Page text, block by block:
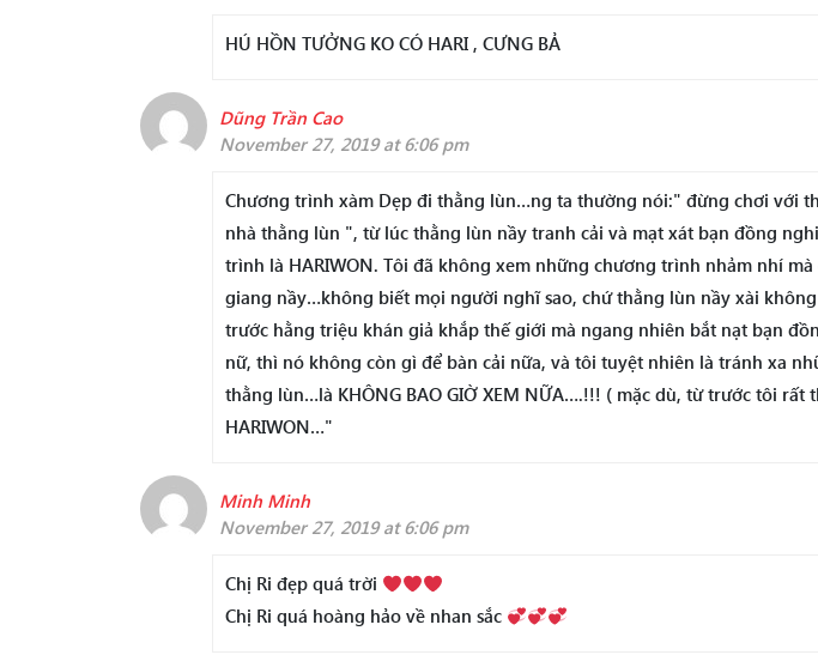
HÚ HỒN TƯỞNG KO CÓ HARI , CƯNG BẢ
Dũng Trần Cao
November 27, 2019 at 6:06 pm
Chương trình xàm Dẹp đi thằng lùn…ng ta thường nói:" đừng chơi với
nhà thằng lùn ", từ lúc thằng lùn nầy tranh cải và mạt xát bạn đồng
trình là HARIWON. Tôi đã không xem những chương trình nhảm nhí
giang nầy…không biết mọi người nghĩ sao, chứ thằng lùn nầy xài
trước hằng triệu khán giả khắp thế giới mà ngang nhiên bắt nạt bạn
nữ, thì nó không còn gì để bàn cải nữa, và tôi tuyệt nhiên là tránh xa
thằng lùn…là KHÔNG BAO GIỜ XEM NỮA….!!! ( mặc dù, từ trước tôi rất
HARIWON…"
Minh Minh
November 27, 2019 at 6:06 pm
Chị Ri đẹp quá trời
Chị Ri quá hoàng hảo về nhan sắc